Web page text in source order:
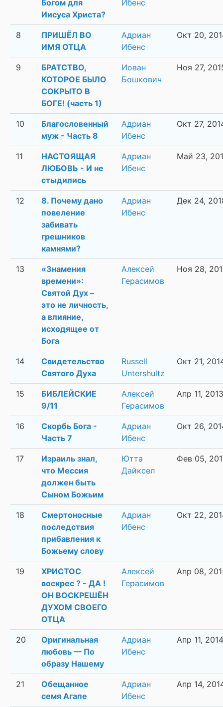
Богом для
Иисуса Христа?
Ибенс
8
ПРИШЁЛ ВО
ИМЯ ОТЦА
Адриан
Ибенс
Окт 20,
9
БРАТСТВО,
КОТОРОЕ БЫЛО
СОКРЫТО В
БОГЕ! (часть 1)
Иован
Бошкович
Ноя 27,
10
Благословенный
муж - Часть 8
Адриан
Ибенс
Окт 27,
11
НАСТОЯЩАЯ
ЛЮБОВЬ - И не
стыдились
Адриан
Ибенс
Май 23,
12
8. Почему дано
повеление
забивать
грешников
камнями?
Адриан
Ибенс
Дек 24,
13
«Знамения
времени»:
Святой Дух –
это не личность,
а влияние,
исходящее от
Бога
Алексей
Герасимов
Ноя 28,
14
Свидетельство
Святого Духа
Russell
Untershultz
Окт 21,
15
БИБЛЕЙСКИЕ
9/11
Алексей
Герасимов
Апр 11, 2013
16
Скорбь Бога -
Часть 7
Адриан
Ибенс
Окт 26,
17
Израиль знал,
что Мессия
должен быть
Сыном Божьим
Ютта
Дайксел
Фев 05,
18
Смертоносные
последствия
прибавления к
Божьему слову
Адриан
Ибенс
Окт 22,
19
ХРИСТОС
воскрес ? - ДА !
ОН ВОСКРЕШЁН
ДУХОМ СВОЕГО
ОТЦА
Алексей
Герасимов
Апр 08,
20
Оригинальная
любовь — По
образу Нашему
Адриан
Ибенс
Апр 11, 2014
21
Обещанное
семя Агапе
Адриан
Ибенс
Апр 14,